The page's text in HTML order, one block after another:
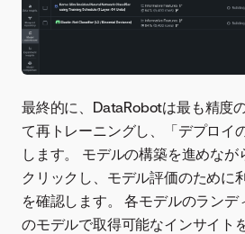
最終的に、DataRobotは最も精度
て再トレーニングし、「デプロイ
します。 モデルの構築を進めな
クリックし、モデル評価のために
を確認します。 各モデルのラン
のモデルで取得可能なインサイト